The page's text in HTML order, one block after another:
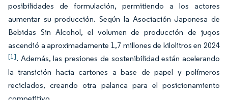
posibilidades de formulación, permitiendo a los actores
aumentar su producción. Según la Asociación Japonesa de
Bebidas Sin Alcohol, el volumen de producción de jugos
ascendió a aproximadamente 1,7 millones de kilolitros en 2024
[1]. Además, las presiones de sostenibilidad están acelerando
la transición hacia cartones a base de papel y polímeros
reciclados, creando otra palanca para el posicionamiento